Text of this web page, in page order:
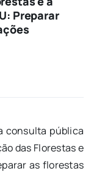
Preparar
consulta pública
das Florestas e
as florestas